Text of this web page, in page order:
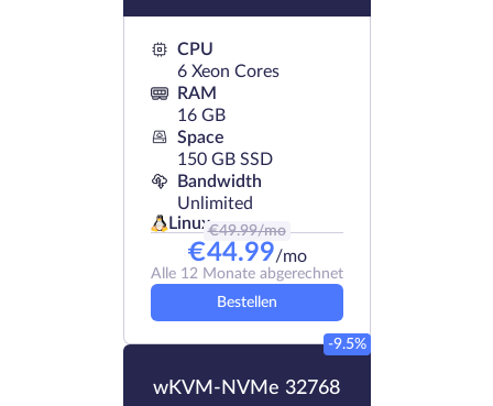
CPU
6 Xeon Cores
RAM
16 GB
Space
150 GB SSD
Bandwidth
Unlimited
Linux€49.99/mo
€44.99/mo
Alle 12 Monate abgerechnet
Bestellen
wKVM-NVMe 32768
-9.5%